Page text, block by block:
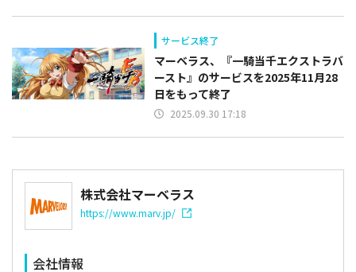
サービス終了
マーベラス、『一騎当千エクストラバ
ースト』のサービスを2025年11月28
日をもって終了
2025.09.30 17:18
株式会社マーベラス
https://www.marv.jp/
会社情報